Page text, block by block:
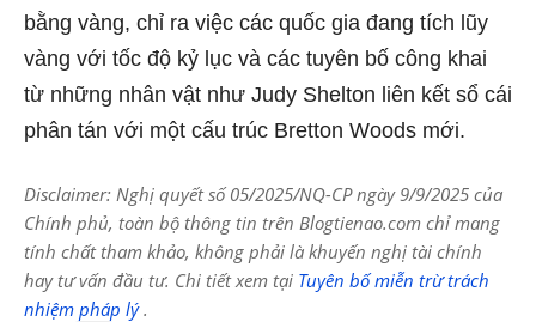
bằng vàng, chỉ ra việc các quốc gia đang tích lũy
vàng với tốc độ kỷ lục và các tuyên bố công khai
từ những nhân vật như Judy Shelton liên kết sổ cái
phân tán với một cấu trúc Bretton Woods mới.
Disclaimer: Nghị quyết số 05/2025/NQ-CP ngày 9/9/2025 của
Chính phủ, toàn bộ thông tin trên Blogtienao.com chỉ mang
tính chất tham khảo, không phải là khuyến nghị tài chính
hay tư vấn đầu tư. Chi tiết xem tại Tuyên bố miễn trừ trách
nhiệm pháp lý.